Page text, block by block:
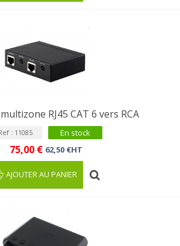
RJ45 CAT 6 vers RCA
: 11085 En stock
75,00 € 62,50 €HT
AJOUTER AU PANIER